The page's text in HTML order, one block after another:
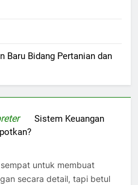
Baru Bidang Pertanian dan
onSistem Keuangan
untuk membuat
secara detail, tapi betul